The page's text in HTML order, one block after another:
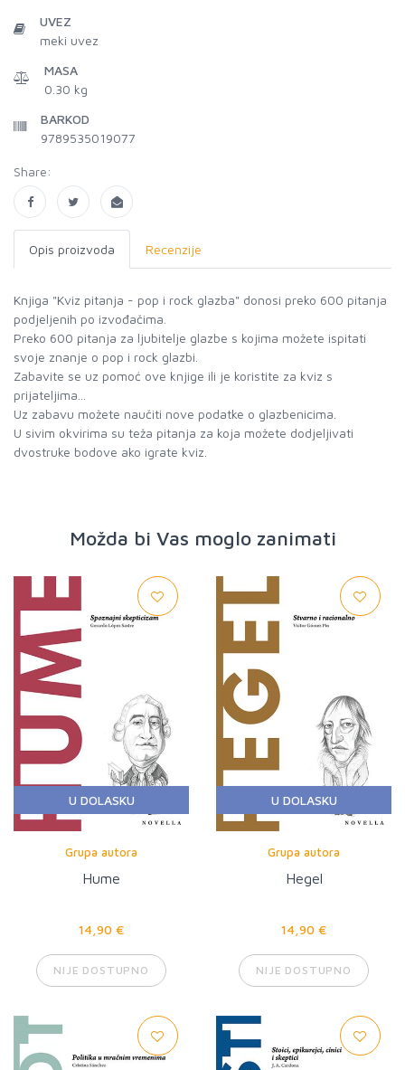
UVEZ
meki uvez
MASA
0.30 kg
BARKOD
9789535019077
Share:
Opis proizvoda Recenzije
Knjiga "Kviz pitanja - pop i rock glazba" donosi preko 600 pitanja
podjeljenih po izvođačima.
Preko 600 pitanja za ljubitelje glazbe s kojima možete ispitati
svoje znanje o pop i rock glazbi.
Zabavite se uz pomoć ove knjige ili je koristite za kviz s
prijateljima...
Uz zabavu možete naučiti nove podatke o glazbenicima.
U sivim okvirima su teža pitanja za koja možete dodjeljivati
dvostruke bodove ako igrate kviz.
Možda bi Vas moglo zanimati
U DOLASKU
Grupa autora
Hume
14,90 €
NIJE DOSTUPNO
U DOLASKU
Grupa autora
Hegel
14,90 €
NIJE DOSTUPNO